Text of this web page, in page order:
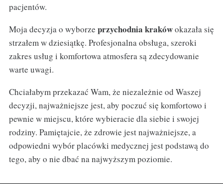
pacjentów.
Moja decyzja o wyborze przychodnia krakówokazała się
strzałem w dziesiątkę. Profesjonalna obsługa, szeroki
zakres usług i komfortowa atmosfera są zdecydowanie
warte uwagi.
Chciałabym przekazać Wam, że niezależnie od Waszej
decyzji, najważniejsze jest, aby poczuć się komfortowo i
pewnie w miejscu, które wybieracie dla siebie i swojej
rodziny. Pamiętajcie, że zdrowie jest najważniejsze, a
odpowiedni wybór placówki medycznej jest podstawą do
tego, aby o nie dbać na najwyższym poziomie.